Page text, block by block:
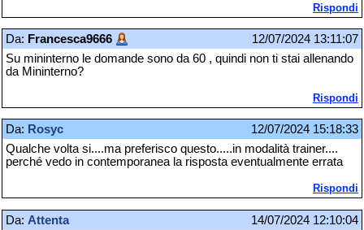
Rispondi
Da: Francesca9666
12/07/2024 13:11:07
Su mininterno le domande sono da 60 , quindi non ti stai allenando
da Mininterno?
Rispondi
Da: Rosyc
12/07/2024 15:18:33
Qualche volta si....ma preferisco questo.....in modalità trainer....
perché vedo in contemporanea la risposta eventualmente errata
Rispondi
Da: Attenta
14/07/2024 12:10:04